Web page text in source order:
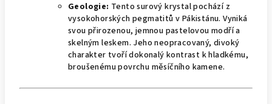
Geologie: Tento surový krystal pochází z
vysokohorských pegmatitů v Pákistánu. Vyniká
svou přirozenou, jemnou pastelovou modří a
skelným leskem. Jeho neopracovaný, divoký
charakter tvoří dokonalý kontrast k hladkému,
broušenému povrchu měsíčního kamene.